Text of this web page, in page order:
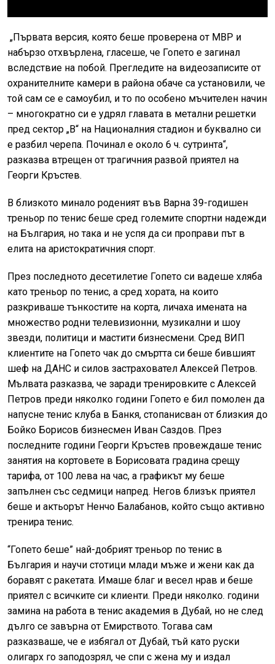
„Първата версия, която беше проверена от МВР и
набързо отхвърлена, гласеше, че Гопето е загинал
вследствие на побой. Прегледите на видеозаписите от
охранителните камери в района обаче са установили, че
той сам се е самоубил, и то по особено мъчителен начин
– многократно си е удрял главата в метални решетки
пред сектор „В“ на Националния стадион и буквално си
е разбил черепа. Починал е около 6 ч. сутринта“,
разказва втрещен от трагичния развой приятел на
Георги Кръстев.
В близкото минало роденият във Варна 39-годишен
треньор по тенис беше сред големите спортни надежди
на България, но така и не успя да си проправи път в
елита на аристократичния спорт.
През последното десетилетие Гопето си вадеше хляба
като треньор по тенис, а сред хората, на които
разкриваше тънкостите на корта, личаха имената на
множество родни телевизионни, музикални и шоу
звезди, политици и мастити бизнесмени. Сред ВИП
клиентите на Гопето чак до смъртта си беше бившият
шеф на ДАНС и силов застраховател Алексей Петров.
Мълвата разказва, че заради тренировките с Алексей
Петров преди няколко години Гопето е бил помолен да
напусне тенис клуба в Банкя, стопанисван от близкия до
Бойко Борисов бизнесмен Иван Саздов. През
последните години Георги Кръстев провеждаше тенис
занятия на кортовете в Борисовата градина срещу
тарифа, от 100 лева на час, а графикът му беше
запълнен със седмици напред. Негов близък приятел
беше и актьорът Ненчо Балабанов, който също активно
тренира тенис.
“Гопето беше” най-добрият треньор по тенис в
България и научи стотици млади мъже и жени как да
боравят с ракетата. Имаше благ и весел нрав и беше
приятел с всичките си клиенти. Преди няколко. години
замина на работа в тенис академия в Дубай, но не след
дълго се завърна от Емирството. Тогава сам
разказваше, че е избягал от Дубай, тъй като руски
олигарх го заподозрял, че спи с жена му и издал